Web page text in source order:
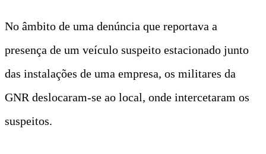
No âmbito de uma denúncia que reportava a
presença de um veículo suspeito estacionado junto
das instalações de uma empresa, os militares da
GNR deslocaram-se ao local, onde intercetaram os
suspeitos.